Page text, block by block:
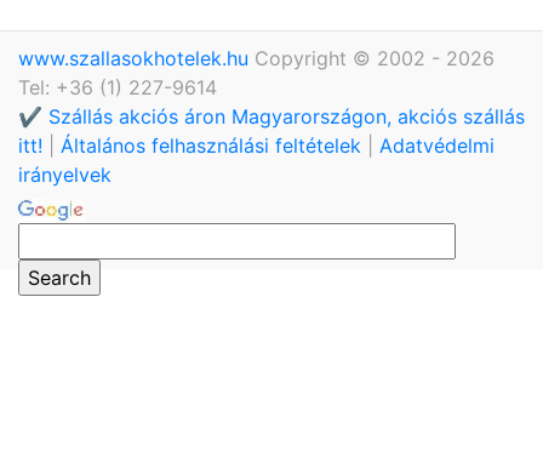
www.szallasokhotelek.hu Copyright © 2002 - 2026
Tel: +36 (1) 227-9614
✔️ Szállás akciós áron Magyarországon, akciós szállás
itt!
Általános felhasználási feltételek
Adatvédelmi
irányelvek